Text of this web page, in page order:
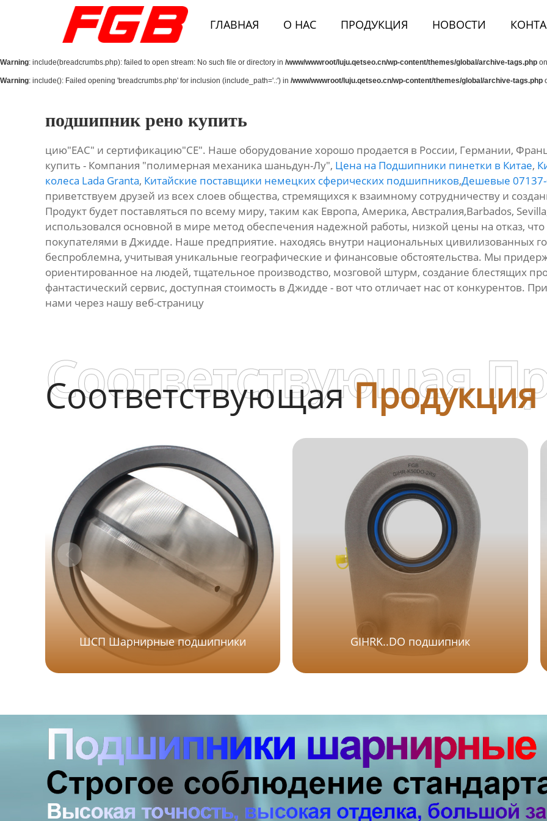
ГЛАВНАЯ О НАС ПРОДУКЦИЯ НОВОСТИ
Продукция
Warning: include(breadcrumbs.php): failed to open stream: No such file or directory in /www/wwwroot/luju.qetseo.cn/wp-content/themes/global/archive-tags.php
Warning: include(): Failed opening 'breadcrumbs.php' for inclusion (include_path='.:') in /www/wwwroot/luju.qetseo.cn/wp-content/themes/global/archive-tags.php
подшипник рено купить
цию"ЕАС" и сертификацию"СЕ". Наше оборудование хорошо продается в России, Германии,
купить - Компания "полимерная механика шаньдун-Лу", Цена на Подшипники пинетки в Китае,
колеса Lada Granta, Китайские поставщики немецких сферических подшипников,Дешевые 07137-
приветствуем друзей из всех слоев общества, стремящихся к взаимному сотрудничеству и
Продукт будет поставляться по всему миру, таким как Европа, Америка, Австралия,Barbados,
использовался основной в мире метод обеспечения надежной работы, низкой цены на отказ,
покупателями в Джидде. Наше предприятие. находясь внутри национальных цивилизованных
беспроблемна, учитывая уникальные географические и финансовые обстоятельства. Мы
ориентированное на людей, тщательное производство, мозговой штурм, создание блестящих
фантастический сервис, доступная стоимость в Джидде - вот что отличает нас от конкурентов.
нами через нашу веб-страницу
СоответствующаяПродукция
Соответствующая
ШСП Шарнирные подшипники GIHRK..DO подшипник